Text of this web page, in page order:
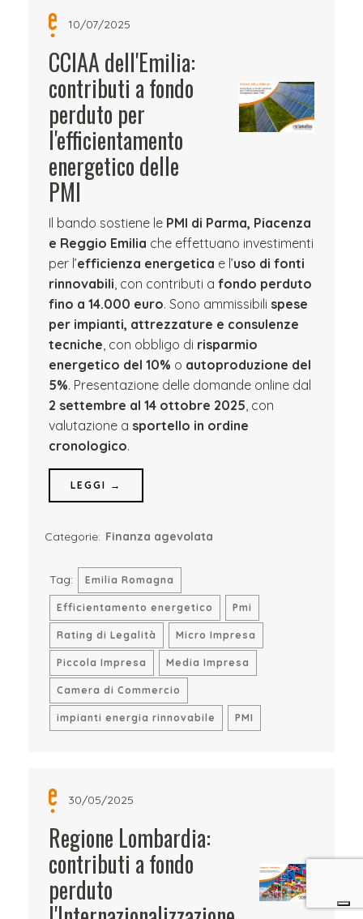
10/07/2025
CCIAA dell'Emilia:
contributi a fondo
perduto per
l'efficientamento
energetico delle
PMI
Il bando sostiene le PMI di Parma, Piacenza
e Reggio Emilia che effettuano investimenti
per l’efficienza energetica e l’uso di fonti
rinnovabili, con contributi a fondo perduto
fino a 14.000 euro. Sono ammissibili spese
per impianti, attrezzature e consulenze
tecniche, con obbligo di risparmio
energetico del 10% o autoproduzione del
5%. Presentazione delle domande online dal
2 settembre al 14 ottobre 2025, con
valutazione a sportello in ordine
cronologico.
LEGGI →
Categorie: Finanza agevolata
Tag: Emilia Romagna
Efficientamento energetico Pmi
Rating di Legalità Micro Impresa
Piccola Impresa Media Impresa
Camera di Commercio
impianti energia rinnovabile PMI
30/05/2025
Regione Lombardia:
contributi a fondo
perduto